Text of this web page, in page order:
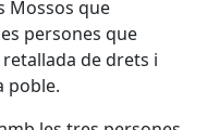
Mossos que
persones que
de drets i
poble.